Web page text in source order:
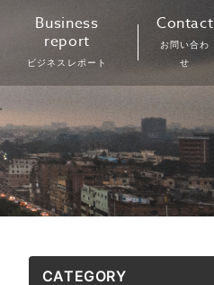
Business
report
ビジネスレポート
Contact
お問い合わ
せ
CATEGORY